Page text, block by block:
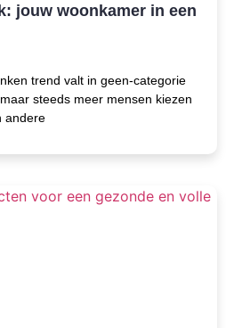
jouw woonkamer in een
trend valt in geen-categorie
steeds meer mensen kiezen
andere